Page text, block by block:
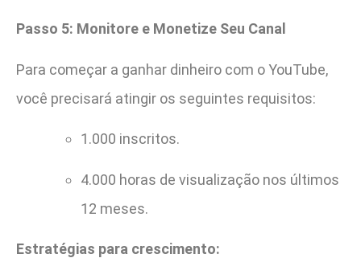
Passo 5: Monitore e Monetize Seu Canal
Para começar a ganhar dinheiro com o YouTube,
você precisará atingir os seguintes requisitos:
1.000 inscritos.
4.000 horas de visualização nos últimos
12 meses.
Estratégias para crescimento: